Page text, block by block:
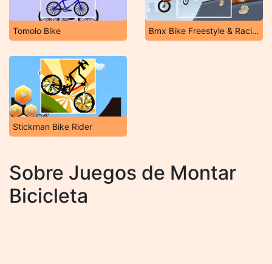
Tomolo Bike Bmx Bike Freestyle & Racing
Stickman Bike Rider
Sobre Juegos de Montar
Bicicleta